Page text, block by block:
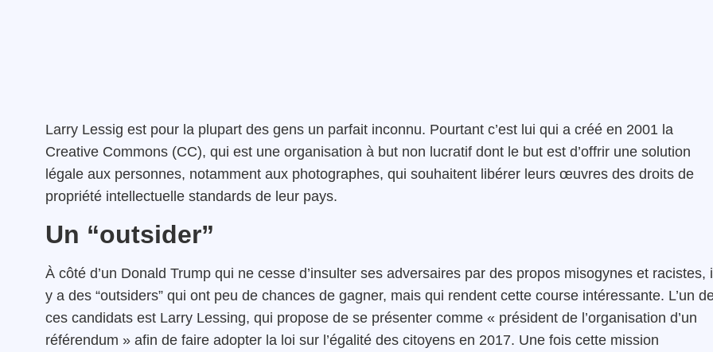
Larry Lessig est pour la plupart des gens un parfait inconnu. Pourtant c’est lui qui a créé en 2001 la
Creative Commons (CC), qui est une organisation à but non lucratif dont le but est d’offrir une solution
légale aux personnes, notamment aux photographes, qui souhaitent libérer leurs œuvres des droits de
propriété intellectuelle standards de leur pays.
Un “outsider”
À côté d’un Donald Trump qui ne cesse d’insulter ses adversaires par des propos misogynes et racistes,
y a des “outsiders” qui ont peu de chances de gagner, mais qui rendent cette course intéressante. L’un
ces candidats est Larry Lessing, qui propose de se présenter comme « président de l’organisation d’un
référendum » afin de faire adopter la loi sur l’égalité des citoyens en 2017. Une fois cette mission